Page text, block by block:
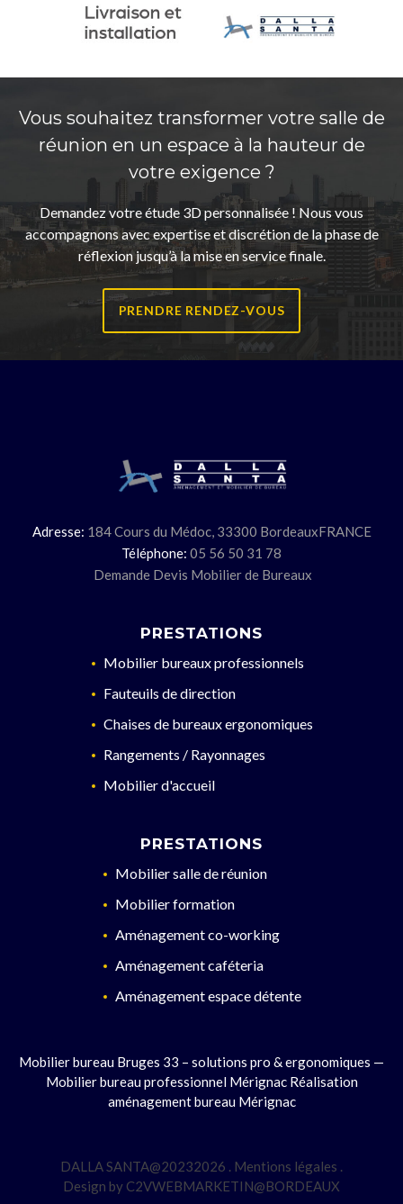
Vous souhaitez transformer votre salle de
réunion en un espace à la hauteur de
votre exigence ?
Demandez votre étude 3D personnalisée ! Nous vous
accompagnons avec expertise et discrétion de la phase de
réflexion jusqu’à la mise en service finale.
PRENDRE RENDEZ-VOUS
Adresse: 184 Cours du Médoc, 33300 BordeauxFRANCE
Téléphone: 05 56 50 31 78
Demande Devis Mobilier de Bureaux
PRESTATIONS
Mobilier bureaux professionnels
Fauteuils de direction
Chaises de bureaux ergonomiques
Rangements / Rayonnages
Mobilier d'accueil
PRESTATIONS
Mobilier salle de réunion
Mobilier formation
Aménagement co-working
Aménagement caféteria
Aménagement espace détente
Mobilier bureau Bruges 33 – solutions pro & ergonomiques —
Mobilier bureau professionnel Mérignac Réalisation
aménagement bureau Mérignac
DALLA SANTA@20232026 . Mentions légales .
Design by C2VWEBMARKETIN@BORDEAUX